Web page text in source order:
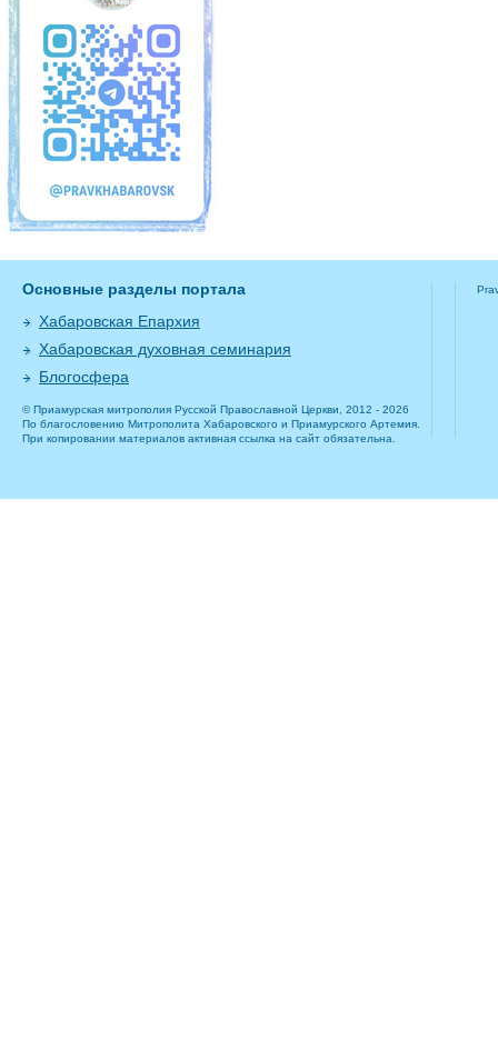
Основные разделы портала
Хабаровская Епархия
Хабаровская духовная семинария
Блогосфера
© Приамурская митрополия Русской Православной Церкви, 2012 - 2026
По благословению Митрополита Хабаровского и Приамурского Артемия.
При копировании материалов активная ссылка на сайт обязательна.